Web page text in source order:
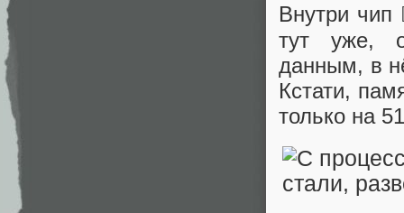
Внутри
тут уже,
данным, в
Кстати,
только на